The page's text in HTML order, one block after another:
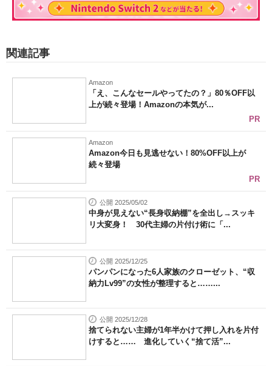
関連記事
Amazon
「え、こんなセールやってたの？」80％OFF以
上が続々登場！Amazonの本気が...
PR
Amazon
Amazon今日も見逃せない！80%OFF以上が
続々登場
PR
公開 2025/05/02
中身が見えない“長身収納棚”を全出し→スッキ
リ大変身！ 30代主婦の片付け術に「...
公開 2025/12/25
パンパンになった6人家族のクローゼット、“収
納力Lv99”の女性が整理すると……...
公開 2025/12/28
捨てられない主婦が1年半かけて押し入れを片付
けすると…… 進化していく“捨て活”...